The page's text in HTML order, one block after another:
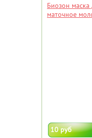
Биозон маска
маточное
10 руб